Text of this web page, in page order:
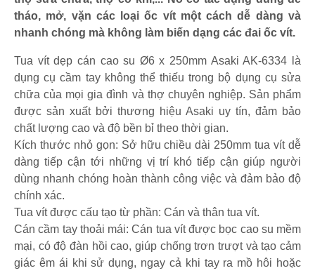
tháo, mở, vặn các loại ốc vít một cách dễ dàng và
nhanh chóng mà không làm biến dạng các đai ốc vít.
Tua vít dẹp cán cao su Ø6 x 250mm Asaki AK-6334 là
dụng cụ cầm tay không thể thiếu trong bộ dụng cụ sửa
chữa của mọi gia đình và thợ chuyên nghiệp. Sản phẩm
được sản xuất bởi thương hiệu Asaki uy tín, đảm bảo
chất lượng cao và độ bền bỉ theo thời gian.
Kích thước nhỏ gọn: Sở hữu chiều dài 250mm tua vít dễ
dàng tiếp cận tới những vị trí khó tiếp cận giúp người
dùng nhanh chóng hoàn thành công việc và đảm bảo độ
chính xác.
Tua vít được cấu tạo từ phần: Cán và thân tua vít.
Cán cầm tay thoải mái: Cán tua vít được bọc cao su mềm
mại, có độ đàn hồi cao, giúp chống trơn trượt và tạo cảm
giác êm ái khi sử dụng, ngay cả khi tay ra mồ hôi hoặc